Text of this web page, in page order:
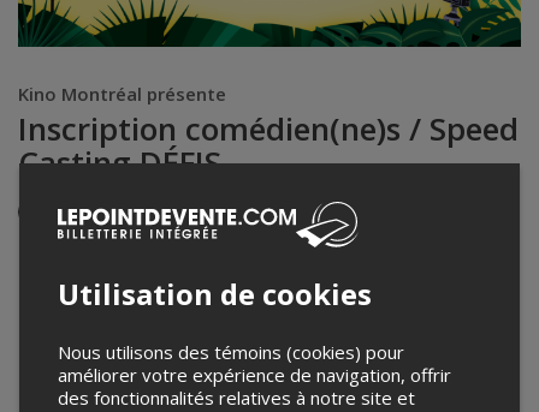
Kino Montréal présente
Inscription comédien(ne)s / Speed
Casting DÉFIS
Événement en personne
8 mai 2019
Le NOMAD
Partagez cet événement
Utilisation de cookies
Nous utilisons des témoins (cookies) pour
améliorer votre expérience de navigation, offrir
des fonctionnalités relatives à notre site et